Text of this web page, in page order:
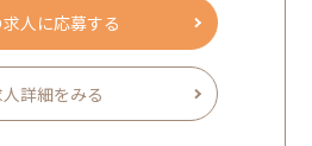
求人に応募する
詳細をみる